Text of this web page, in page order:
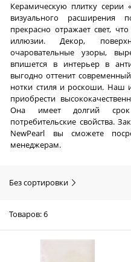
Керамическую плитку серии
визуального расширения
прекрасно отражает свет,
иллюзии. Декор,
очаровательные узоры,
впишется в интерьер в
выгодно оттенит
нотки стиля и роскоши. Наш
приобрести
Она имеет долгий срок
потребительские свойства.
NewPearl вы сможете
менеджерам.
Без сортировки
Товаров: 6